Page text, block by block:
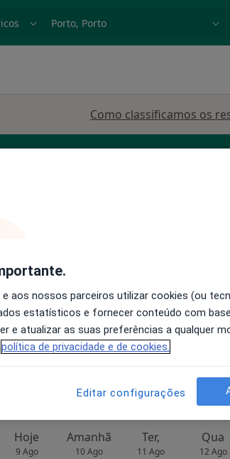
Como classificamos os
9 Ago
O agendamento online não está
disponível
Solicite um atendimento
Hoje
9 Ago
Amanhã
10 Ago
Ter,
11 Ago
Qua
12 Ago
aos nossos parceiros utilizar cookies (ou
estatísticos e fornecer conteúdo com
e atualizar as suas preferências a qualquer
política de privacidade e de cookies.
Editar configurações